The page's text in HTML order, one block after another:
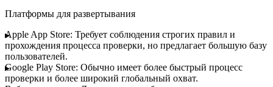
Платформы для развертывания
Apple App Store: Требует соблюдения строгих правил и
прохождения процесса проверки, но предлагает большую базу
пользователей.
Google Play Store: Обычно имеет более быстрый процесс
проверки и более широкий глобальный охват.